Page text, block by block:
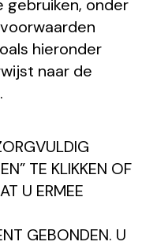
gebruiken, onder
hieronder
naar de
TE KLIKKEN OF
U ERMEE
GEBONDEN. U